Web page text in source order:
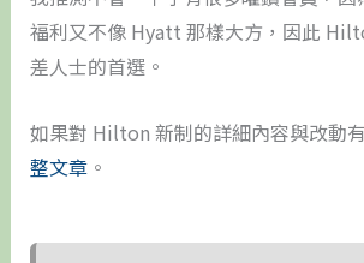
福利又不像 Hyatt 那樣大方，因此
差人士的首選。
如果對 Hilton 新制的詳細內容與改動
整文章。